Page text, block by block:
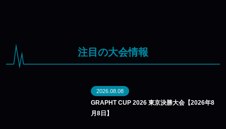
注目の大会情報
2026.08.08
GRAPHT CUP 2026 東京決勝大会【2026年8
月8日】